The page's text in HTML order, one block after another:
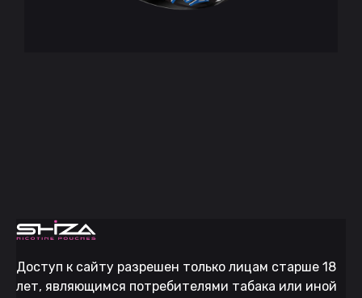
Доступ к сайту разрешен только лицам старше 18
лет, являющимся потребителями табака или иной